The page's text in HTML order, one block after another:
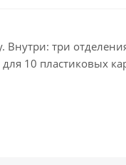
Внутри: три
пластиковых